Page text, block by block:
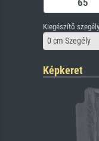
Kiegészítő szegély
0 cm Szegély
Képkeret